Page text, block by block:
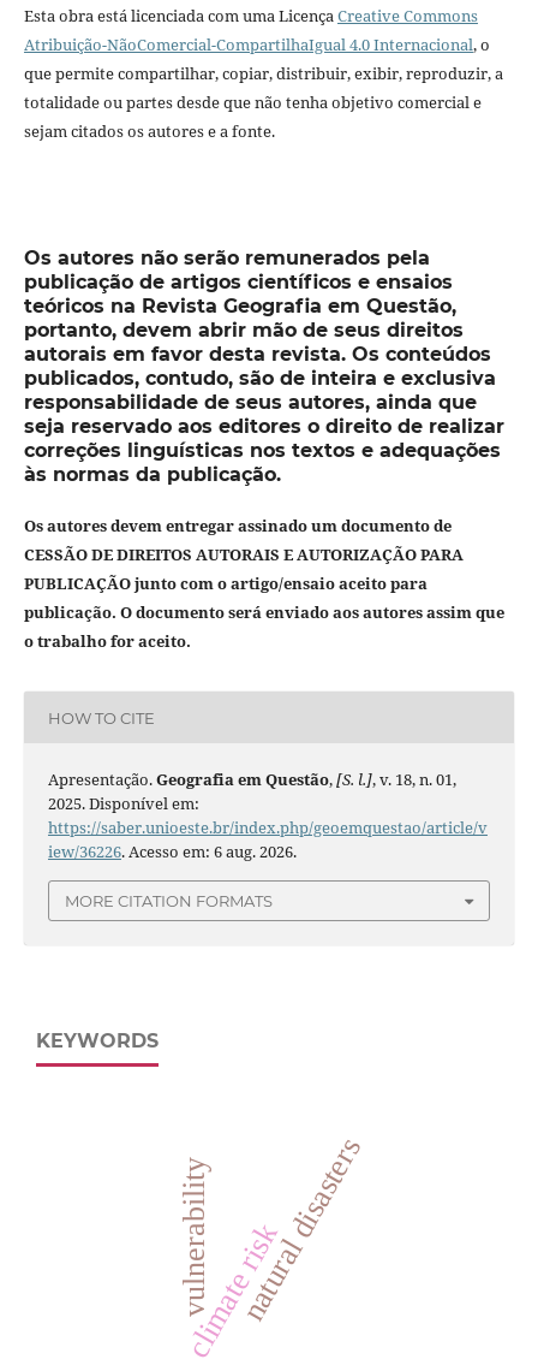
Esta obra está licenciada com uma LicençaCreative Commons
Atribuição-NãoComercial-CompartilhaIgual 4.0 Internacional, o
que permite compartilhar, copiar, distribuir, exibir, reproduzir, a
totalidade ou partes desde que não tenha objetivo comercial e
sejam citados os autores e a fonte.
Os autores não serão remunerados pela
publicação de artigos científicos e ensaios
teóricos na Revista Geografia em Questão,
portanto, devem abrir mão de seus direitos
autorais em favor desta revista. Os conteúdos
publicados, contudo, são de inteira e exclusiva
responsabilidade de seus autores, ainda que
seja reservado aos editores o direito de realizar
correções linguísticas nos textos e adequações
às normas da publicação.
Os autores devem entregar assinado um documento de
CESSÃO DE DIREITOS AUTORAIS E AUTORIZAÇÃO PARA
PUBLICAÇÃO junto com o artigo/ensaio aceito para
publicação. O documento será enviado aos autores assim que
o trabalho for aceito.
HOW TO CITE
Apresentação.Geografia em Questão,[S. l.], v. 18, n. 01,
2025. Disponível em:
https://saber.unioeste.br/index.php/geoemquestao/article/v
iew/36226. Acesso em: 6 aug. 2026.
MORE CITATION FORMATS
KEYWORDS
vulnerability
climate risknatural disasters